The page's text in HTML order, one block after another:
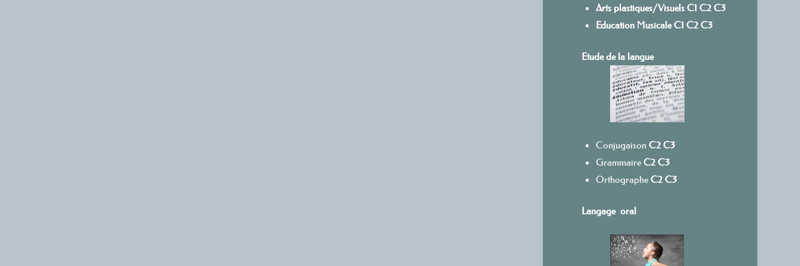
Arts plastiques/Visuels C1 C2 C3
Education Musicale C1 C2 C3
Etude de la langue
Conjugaison C2 C3
GrammaireC2 C3
Orthographe C2 C3
Langage oral